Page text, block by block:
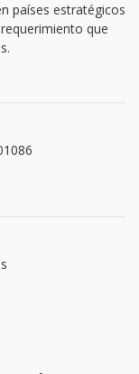
países estratégicos
que